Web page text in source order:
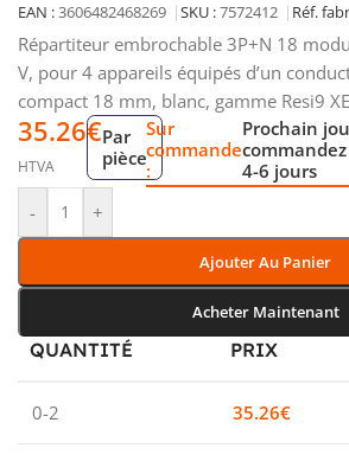
EAN :3606482468269 SKU :7572412 Réf.
Répartiteur embrochable 3P+N 18
V, pour 4 appareils équipés d’un
compact 18 mm, blanc, gamme Resi9
35.26€
HTVA
Par
pièce
Sur
commande
:
Prochain
4-6 jours
-
+
Ajouter Au Panier
Acheter Maintenant
QUANTITÉ PRIX
0-2 35.26€